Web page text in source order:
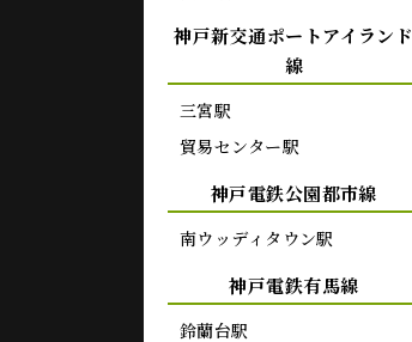
神戸新交通ポートアイランド
線
三宮駅
貿易センター駅
神戸電鉄公園都市線
南ウッディタウン駅
神戸電鉄有馬線
鈴蘭台駅